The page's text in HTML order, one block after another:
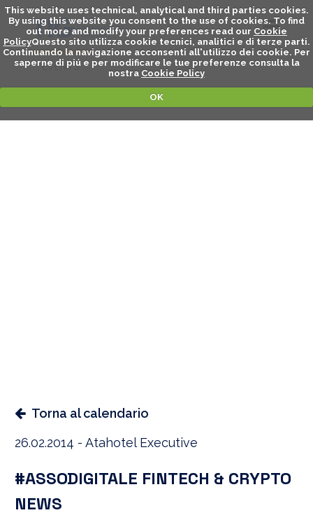
This website uses technical, analytical and third parties cookies.
By using this website you consent to the use of cookies. To find
out more and modify your preferences read our Cookie
PolicyQuesto sito utilizza cookie tecnici, analitici e di terze parti.
Continuando la navigazione acconsenti all'utilizzo dei cookie. Per
saperne di piú e per modificare le tue preferenze consulta la
nostra Cookie Policy
OK
EVENTS
Torna al calendario
26.02.2014 - Atahotel Executive
#ASSODIGITALE FINTECH & CRYPTO
NEWS